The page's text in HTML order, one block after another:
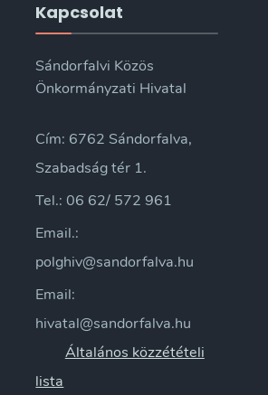
Kapcsolat
Sándorfalvi Közös
Önkormányzati Hivatal
Cím: 6762 Sándorfalva,
Szabadság tér 1.
Tel.: 06 62/ 572 961
Email.:
polghiv@sandorfalva.hu
Email:
hivatal@sandorfalva.hu
Általános közzétételi
lista